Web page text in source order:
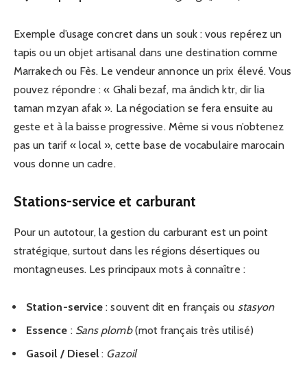
Exemple d’usage concret dans un souk : vous repérez un
tapis ou un objet artisanal dans une destination comme
Marrakech ou Fès. Le vendeur annonce un prix élevé. Vous
pouvez répondre : « Ghali bezaf, ma ândich ktr, dir lia
taman mzyan afak ». La négociation se fera ensuite au
geste et à la baisse progressive. Même si vous n’obtenez
pas un tarif « local », cette base de vocabulaire marocain
vous donne un cadre.
Stations-service et carburant
Pour un autotour, la gestion du carburant est un point
stratégique, surtout dans les régions désertiques ou
montagneuses. Les principaux mots à connaître :
Station-service : souvent dit en français ou stasyon
Essence : Sans plomb(mot français très utilisé)
Gasoil / Diesel : Gazoil